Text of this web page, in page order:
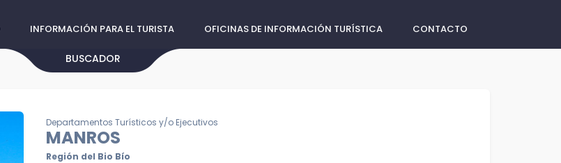
INFORMACIÓN PARA EL TURISTA OFICINAS DE INFORMACIÓN TURÍSTICA CONTACTO
BUSCADOR
Departamentos Turísticos y/o Ejecutivos
MANROS
Región del Bio Bío